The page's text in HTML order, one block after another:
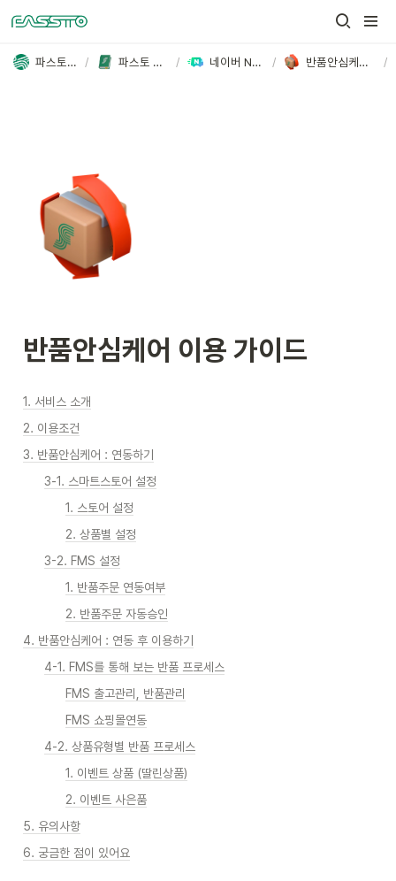
파스토 FASSTO / 파스토 사용 가이드 / 네이버 N배송 가이드 / 반품안심케어 이용 가이드 /
반품안심케어 이용 가이드
1. 서비스 소개
2. 이용조건
3. 반품안심케어 : 연동하기
3-1. 스마트스토어 설정
1. 스토어 설정
2. 상품별 설정
3-2. FMS 설정
1. 반품주문 연동여부
2. 반품주문 자동승인
4. 반품안심케어 : 연동 후 이용하기
4-1. FMS를 통해 보는 반품 프로세스
FMS 출고관리, 반품관리
FMS 쇼핑몰연동
4-2. 상품유형별 반품 프로세스
1. 이벤트 상품 (딸린상품)
2. 이벤트 사은품
5. 유의사항
6. 궁금한 점이 있어요